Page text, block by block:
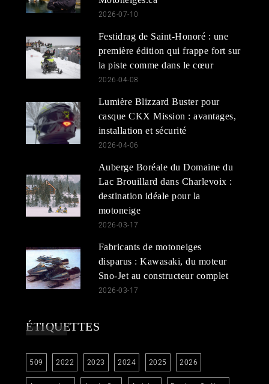
2026-07-10
Festidrag de Saint-Honoré : une
première édition qui frappe fort sur
la piste comme dans le cœur
2026-04-08
Lumière Blizzard Buster pour
casque CKX Mission : avantages,
installation et sécurité
2026-04-06
Auberge Boréale du Domaine du
Lac Brouillard dans Charlevoix :
destination idéale pour la
motoneige
2026-03-17
Fabricants de motoneiges
disparus : Kawasaki, du moteur
Sno-Jet au constructeur complet
2026-03-17
ÉTIQUETTES
509 2022 2023 2024 2025 2026